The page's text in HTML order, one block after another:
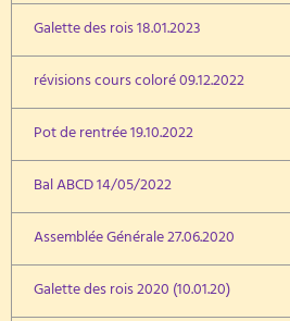
Galette des rois 18.01.2023
révisions cours coloré 09.12.2022
Pot de rentrée 19.10.2022
Bal ABCD 14/05/2022
Assemblée Générale 27.06.2020
Galette des rois 2020 (10.01.20)